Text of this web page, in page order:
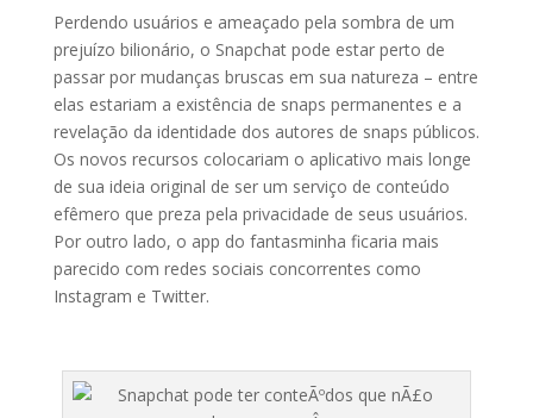
Perdendo usuários e ameaçado pela sombra de um
prejuízo bilionário, o Snapchat pode estar perto de
passar por mudanças bruscas em sua natureza – entre
elas estariam a existência de snaps permanentes e a
revelação da identidade dos autores de snaps públicos.
Os novos recursos colocariam o aplicativo mais longe
de sua ideia original de ser um serviço de conteúdo
efêmero que preza pela privacidade de seus usuários.
Por outro lado, o app do fantasminha ficaria mais
parecido com redes sociais concorrentes como
Instagram e Twitter.